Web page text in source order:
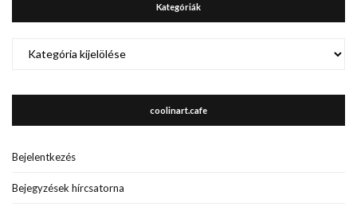
Kategóriák
coolinart.cafe
Bejelentkezés
Bejegyzések hírcsatorna